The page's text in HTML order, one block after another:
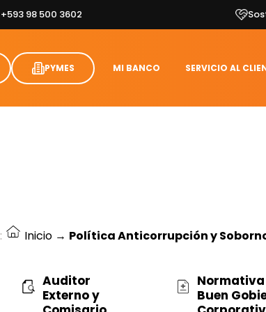
98 500 3602
PYMES MI BANCO SERVICIO AL
Inicio→ Política Anticorrupción y
Auditor
Externo y
Normativa
Buen